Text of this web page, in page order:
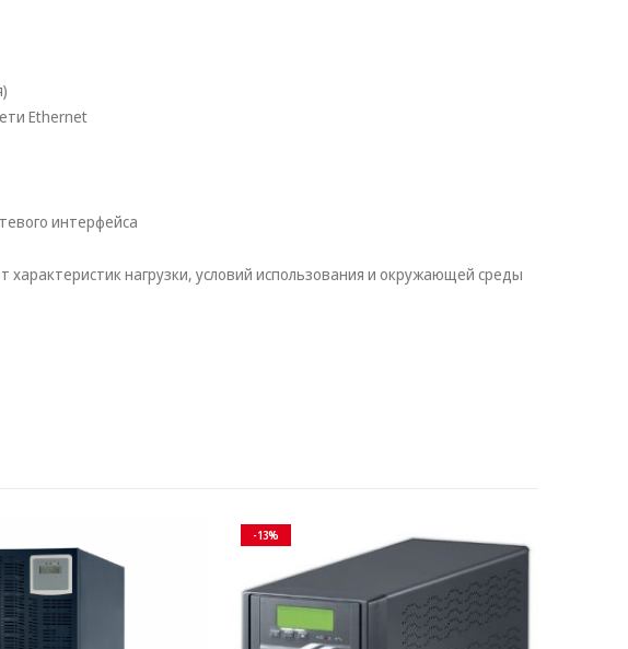
Ethernet
интерфейса
нагрузки, условий использования и окружающей среды
-13%